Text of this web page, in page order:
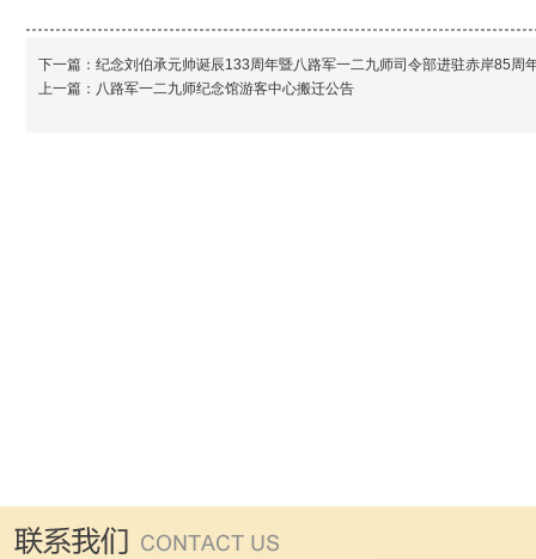
下一篇： 纪念刘伯承元帅诞辰133周年暨八路军一二九师司令部进驻赤岸85周
上一篇： 八路军一二九师纪念馆游客中心搬迁公告